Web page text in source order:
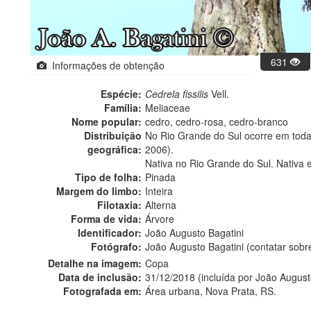
Informações de obtenção 631
Espécie: Cedrela fissilis Vell.
Família: Meliaceae
Nome popular: cedro, cedro-rosa, cedro-branco
Distribuição
geográfica:
No Rio Grande do Sul ocorre em
2006).
Nativa no Rio Grande do Sul. Nativa
Tipo de folha: Pinada
Margem do limbo: Inteira
Filotaxia: Alterna
Forma de vida: Árvore
Identificador: João Augusto Bagatini
Fotógrafo: João Augusto Bagatini (contatar
Detalhe na imagem: Copa
Data de inclusão: 31/12/2018 (incluída por João
Fotografada em: Área urbana, Nova Prata, RS.